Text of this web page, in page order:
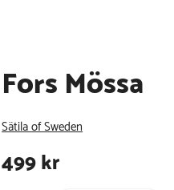
Fors Mössa
Sätila of Sweden
499kr